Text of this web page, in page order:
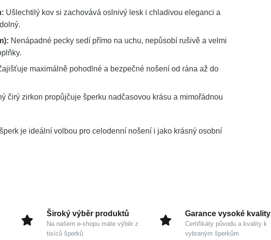
Ušlechtilý kov si zachovává oslnivý lesk i chladivou eleganci a
Nenápadné pecky sedí přímo na uchu, nepůsobí rušivě a velmi
maximálně pohodlné a bezpečné nošení od rána až do
čirý zirkon propůjčuje šperku nadčasovou krásu a mimořádnou
je ideální volbou pro celodenní nošení i jako krásný osobní
Široký výběr produktů
Na našem e-shopu máte výběr z
tisíců šperků
Garance vysoké kvality
Certifikáty původu a kvality k
vybraným šperkům